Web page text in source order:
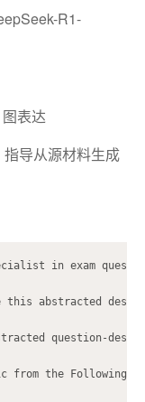
R1-
表达
导从源材料生成
in exam
abstracted
question-
from the Following